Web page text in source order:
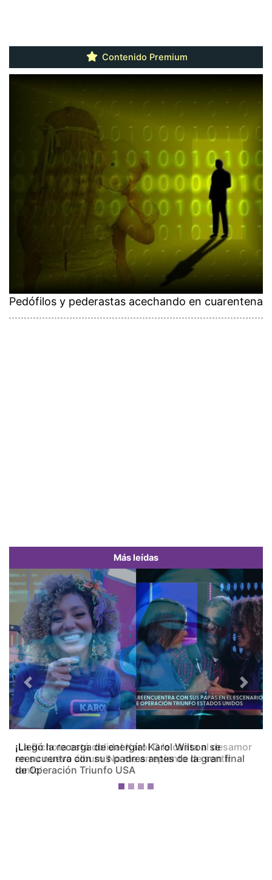
Contenido Premium
Pedófilos y pederastas acechando en cuarentena
Más leídas
¡La Bichota está dolida! Karol G le canta al desamor
en su nuevo álbum ‘No me arrepiento de sentir
tanto’
Previous Next